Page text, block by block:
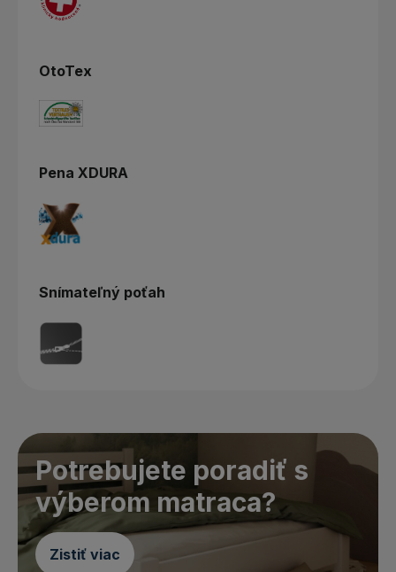
OtoTex
Pena XDURA
Snímateľný poťah
Potrebujete poradiť s
výberom matraca?
Zistiť viac